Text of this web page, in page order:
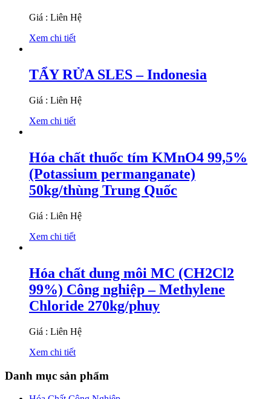
Giá : Liên Hệ
Xem chi tiết
TẨY RỬA SLES – Indonesia
Giá : Liên Hệ
Xem chi tiết
Hóa chất thuốc tím KMnO4 99,5%
(Potassium permanganate)
50kg/thùng Trung Quốc
Giá : Liên Hệ
Xem chi tiết
Hóa chất dung môi MC (CH2Cl2
99%) Công nghiệp – Methylene
Chloride 270kg/phuy
Giá : Liên Hệ
Xem chi tiết
Danh mục sản phẩm